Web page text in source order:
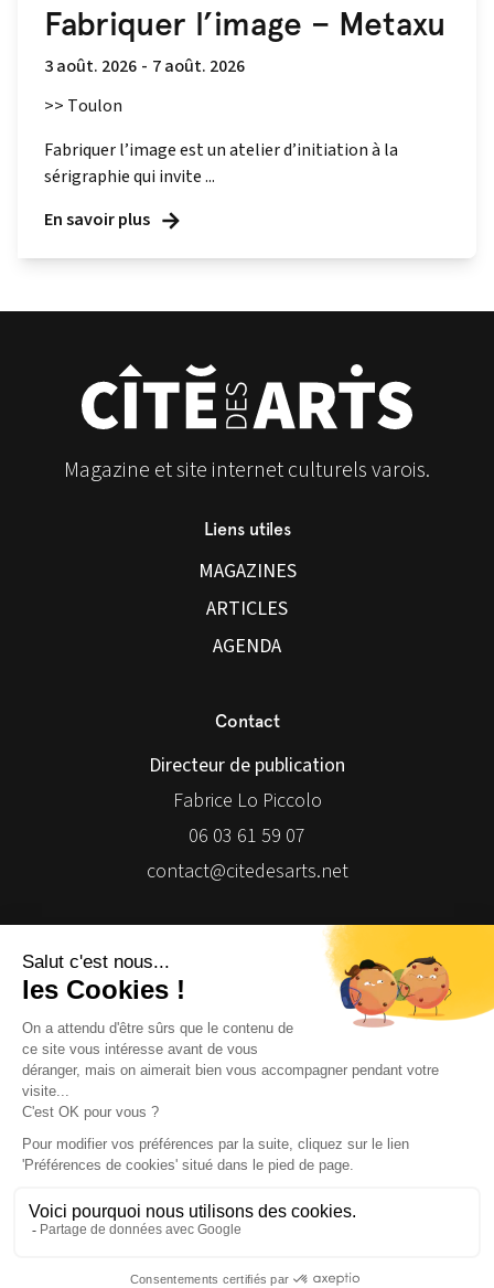
Fabriquer l’image – Metaxu
3 août. 2026 - 7 août. 2026
>> Toulon
Fabriquer l’image est un atelier d’initiation à la
sérigraphie qui invite ...
En savoir plus
Magazine et site internet culturels varois.
Liens utiles
MAGAZINES
ARTICLES
AGENDA
Contact
Directeur de publication
Fabrice Lo Piccolo
06 03 61 59 07
contact@citedesarts.net
© 2026 | Cité des Arts | Tous droits réservés